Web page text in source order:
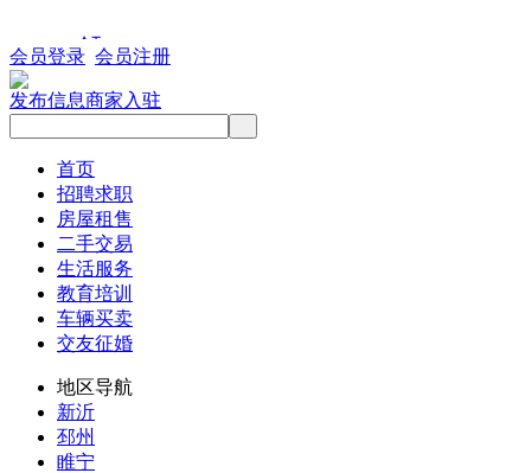
会员登录 会员注册
发布信息商家入驻
首页
招聘求职
房屋租售
二手交易
生活服务
教育培训
车辆买卖
交友征婚
地区导航
新沂
邳州
睢宁